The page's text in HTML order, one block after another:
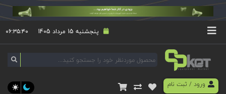
پنجشنبه 15 مرداد 1405 ۰۶:۳۵:۴۱
ورود/ ثبت نام